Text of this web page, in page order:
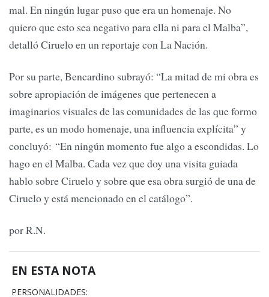
mal. En ningún lugar puso que era un homenaje. No
quiero que esto sea negativo para ella ni para el Malba”,
detalló Ciruelo en un reportaje con La Nación.
Por su parte, Bencardino subrayó: “La mitad de mi obra es
sobre apropiación de imágenes que pertenecen a
imaginarios visuales de las comunidades de las que formo
parte, es un modo homenaje, una influencia explícita” y
concluyó: “En ningún momento fue algo a escondidas. Lo
hago en el Malba. Cada vez que doy una visita guiada
hablo sobre Ciruelo y sobre que esa obra surgió de una de
Ciruelo y está mencionado en el catálogo”.
por R.N.
EN ESTA NOTA
PERSONALIDADES: